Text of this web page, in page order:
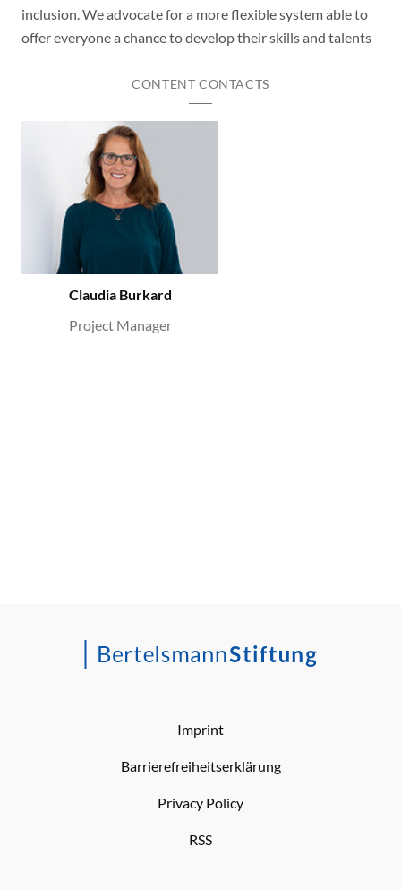
inclusion. We advocate for a more flexible system able to
offer everyone a chance to develop their skills and talents
CONTENT CONTACTS
Claudia Burkard
Project Manager
Imprint
Barrierefreiheitserklärung
Privacy Policy
RSS